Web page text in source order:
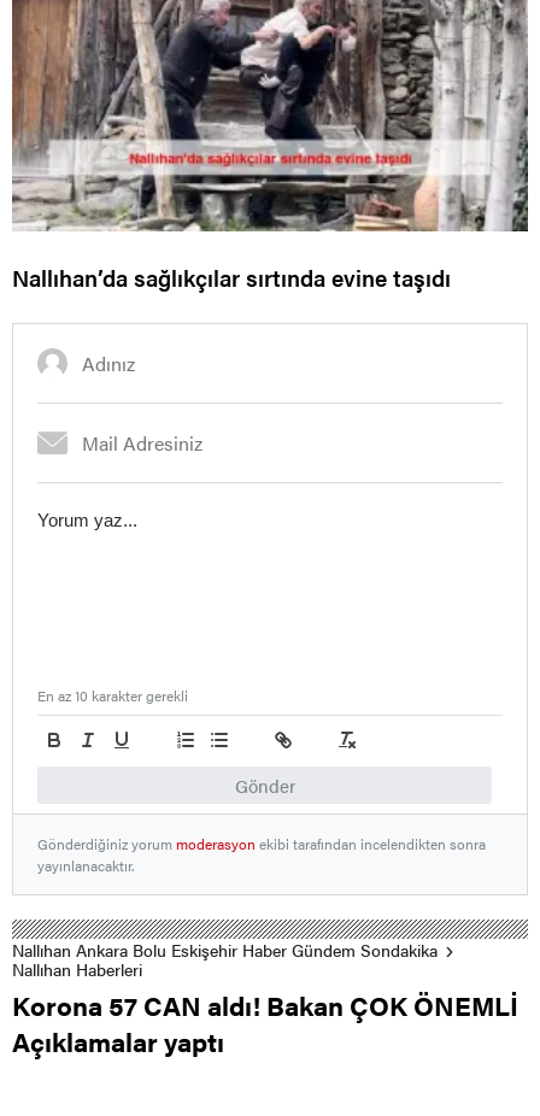
Nallıhan’da sağlıkçılar sırtında evine taşıdı
Gönder
En az 10 karakter gerekli
Gönderdiğiniz yorummoderasyon ekibi tarafından incelendikten sonra
yayınlanacaktır.
Nallıhan Ankara Bolu Eskişehir Haber Gündem Sondakika
Nallıhan Haberleri
Korona 57 CAN aldı! Bakan ÇOK ÖNEMLİ
Açıklamalar yaptı